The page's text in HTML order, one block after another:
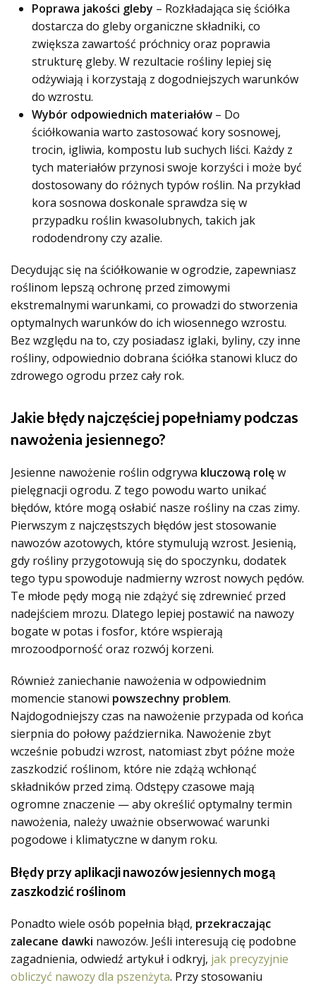
Poprawa jakości gleby – Rozkładająca się ściółka
dostarcza do gleby organiczne składniki, co
zwiększa zawartość próchnicy oraz poprawia
strukturę gleby. W rezultacie rośliny lepiej się
odżywiają i korzystają z dogodniejszych warunków
do wzrostu.
Wybór odpowiednich materiałów – Do
ściółkowania warto zastosować kory sosnowej,
trocin, igliwia, kompostu lub suchych liści. Każdy z
tych materiałów przynosi swoje korzyści i może być
dostosowany do różnych typów roślin. Na przykład
kora sosnowa doskonale sprawdza się w
przypadku roślin kwasolubnych, takich jak
rododendrony czy azalie.
Decydując się na ściółkowanie w ogrodzie, zapewniasz
roślinom lepszą ochronę przed zimowymi
ekstremalnymi warunkami, co prowadzi do stworzenia
optymalnych warunków do ich wiosennego wzrostu.
Bez względu na to, czy posiadasz iglaki, byliny, czy inne
rośliny, odpowiednio dobrana ściółka stanowi klucz do
zdrowego ogrodu przez cały rok.
Jakie błędy najczęściej popełniamy podczas
nawożenia jesiennego?
Jesienne nawożenie roślin odgrywa kluczową rolęw
pielęgnacji ogrodu. Z tego powodu warto unikać
błędów, które mogą osłabić nasze rośliny na czas zimy.
Pierwszym z najczęstszych błędów jest stosowanie
nawozów azotowych, które stymulują wzrost. Jesienią,
gdy rośliny przygotowują się do spoczynku, dodatek
tego typu spowoduje nadmierny wzrost nowych pędów.
Te młode pędy mogą nie zdążyć się zdrewnieć przed
nadejściem mrozu. Dlatego lepiej postawić na nawozy
bogate w potas i fosfor, które wspierają
mrozoodporność oraz rozwój korzeni.
Również zaniechanie nawożenia w odpowiednim
momencie stanowi powszechny problem.
Najdogodniejszy czas na nawożenie przypada od końca
sierpnia do połowy października. Nawożenie zbyt
wcześnie pobudzi wzrost, natomiast zbyt późne może
zaszkodzić roślinom, które nie zdążą wchłonąć
składników przed zimą. Odstępy czasowe mają
ogromne znaczenie — aby określić optymalny termin
nawożenia, należy uważnie obserwować warunki
pogodowe i klimatyczne w danym roku.
Błędy przy aplikacji nawozów jesiennych mogą
zaszkodzić roślinom
Ponadto wiele osób popełnia błąd, przekraczając
zalecane dawki nawozów. Jeśli interesują cię podobne
zagadnienia, odwiedź artykuł i odkryj, jak precyzyjnie
obliczyć nawozy dla pszenżyta. Przy stosowaniu